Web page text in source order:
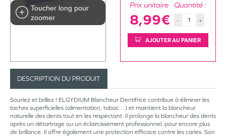
Toucher long pour
zoomer
Prix unitaire
8,99€
Quantité :
- +
AJOUTER AU PANIER
DESCRIPTION DU PRODUIT
Souriez et brillez ! ELGYDIUM Blancheur Dentifrice contribue à éliminer les
taches superficielles (alimentation, tabac…) et maintient la blancheur
naturelle des dents tout en les respectant. Il prolonge la blancheur des dents
après un détartrage ou un éclaircissement professionnel, pour encore plus
de brillance. Il offre également une protection efficace contre les caries. Son